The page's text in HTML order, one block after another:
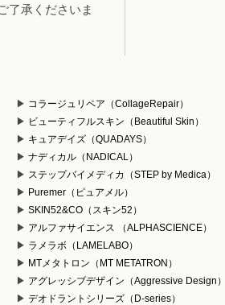
了承くださいま
コラージュリペア（CollageRepair）
ビューティフルスキン（Beautiful Skin）
キュアデイズ（QUADAYS）
ナディカル（NADICAL）
ステップバイメディカ（STEP by Medica）
Puremer（ピュアメル）
SKIN52&CO（スキン52）
アルファサイエンス （ALPHASCIENCE）
ラメラボ（LAMELABO）
MTメタトロン（MT METATRON）
アグレッシブデザイン（Aggressive Design）
デオドラントシリーズ（D-series）